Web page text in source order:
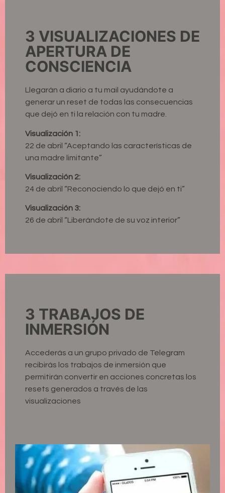
3 VISUALIZACIONES DE
APERTURA DE
CONSCIENCIA
Llegarán a diario a tu mail ayudándote a
generar un reset de todas las consecuencias
que dejó en ti la relación con tu madre.
Visualización 1:
22 de abril “Aceptando las características de
una madre limitante”
Visualización 2:
24 de abril “Reconociendo lo que dejó en ti”
Visualización 3:
26 de abril “Liberándote de su voz interior”
3 TRABAJOS DE
INMERSIÓN
Accederás a un grupo privado de Telegram
recibirás los trabajos de inmersión que
permitirán convertir en acciones concretas los
resets generados a través de las
visualizaciones